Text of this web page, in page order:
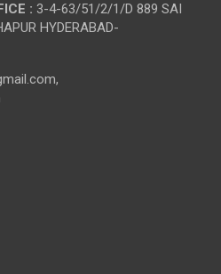
: 3-4-63/51/2/1/D 889 SAI
HYDERABAD-